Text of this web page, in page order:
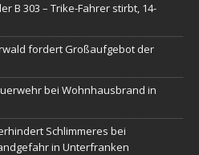
B 303 – Trike-Fahrer stirbt, 14-
fordert Großaufgebot der
bei Wohnhausbrand in
Schlimmeres bei
in Unterfranken